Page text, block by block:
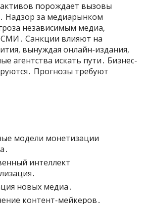
порождает вызовы
Надзор за медиарынком
независимым медиа,
Санкции влияют на
вынуждая онлайн-издания,
агентства искать пути․ Бизнес-
Прогнозы требуют
модели монетизации
интеллект
новых медиа․
контент-мейкеров․